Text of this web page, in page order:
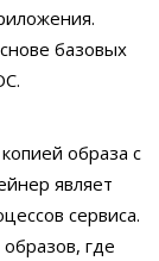
базовых
образа с
являет
сервиса.
где